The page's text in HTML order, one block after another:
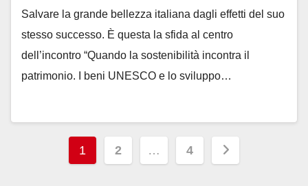
Salvare la grande bellezza italiana dagli effetti del suo
stesso successo. È questa la sfida al centro
dell’incontro “Quando la sostenibilità incontra il
patrimonio. I beni UNESCO e lo sviluppo…
Paginazione
1 2 … 4